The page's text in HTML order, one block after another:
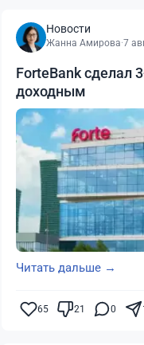
Новости
Жанна Амирова·7
ForteBank сделал
доходным
Читать дальше →
65 21 0